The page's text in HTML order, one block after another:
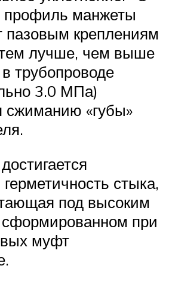
профиль манжеты
пазовым креплениям
тем лучше, чем выше
трубопроводе
3.0 МПа)
сжиманию «губы»
стыка,
под высоким
при
муфт